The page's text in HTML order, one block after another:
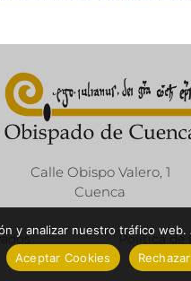
Calle Obispo Valero, 1
Cuenca
Política de
y analizar nuestro tráfico
Aceptar Cookies